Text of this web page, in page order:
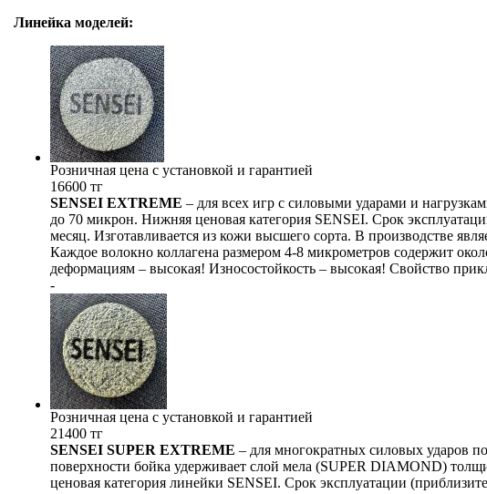
Линейка моделей:
Розничная цена с установкой и гарантией
16600 тг
SENSEI EXTREME – для всех игр с силовыми ударами и
до 70 микрон. Нижняя ценовая категория SENSEI. Срок
месяц. Изготавливается из кожи высшего сорта. В производстве
Каждое волокно коллагена размером 4-8 микрометров содержит
деформациям – высокая! Износостойкость – высокая! Свойство
-
Розничная цена с установкой и гарантией
21400 тг
SENSEI SUPER EXTREME – для многократных силовых ударов
поверхности бойка удерживает слой мела (SUPER DIAMOND)
ценовая категория линейки SENSEI. Срок эксплуатации